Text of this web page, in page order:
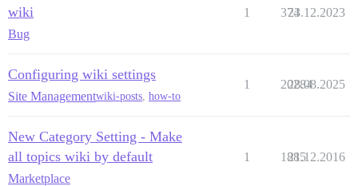
wiki
Bug
1 374
23.12.2023
Configuring wiki settings
Site Managementwiki-posts, how-to
1 20284
28.08.2025
New Category Setting - Make
all topics wiki by default
Marketplace
1 1885
21.12.2016